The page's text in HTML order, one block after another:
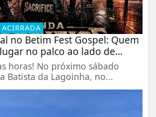
no Betim Fest Gospel: Quem
no palco ao lado de...
horas! No próximo sábado
Batista da Lagoinha, no...